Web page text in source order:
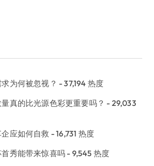
为何被忽视？ - 37,194 热度
真的比光源色彩更重要吗？ - 29,033
应如何自救 - 16,731 热度
秀能带来惊喜吗 - 9,545 热度